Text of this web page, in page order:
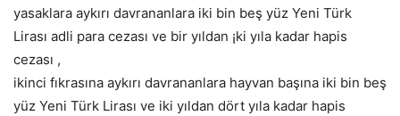
yasaklara aykırı davrananlara iki bin beş yüz Yeni Türk
Lirası adli para cezası ve bir yıldan ¡ki yıla kadar hapis
cezası ,
ikinci fıkrasına aykırı davrananlara hayvan başına iki bin beş
yüz Yeni Türk Lirası ve iki yıldan dört yıla kadar hapis